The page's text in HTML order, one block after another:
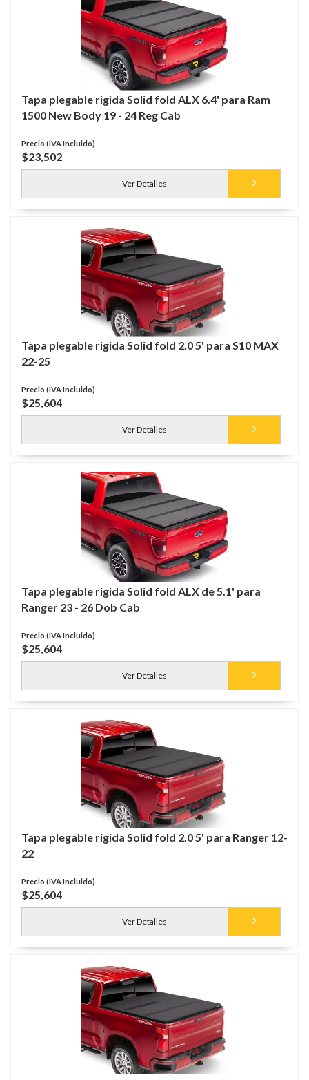
Tapa plegable rigida Solid fold ALX 6.4' para Ram
1500 New Body 19 - 24 Reg Cab
$23,502
Ver Detalles
Tapa plegable rigida Solid fold 2.0 5' para S10 MAX
22-25
$25,604
Ver Detalles
Tapa plegable rigida Solid fold ALX de 5.1' para
Ranger 23 - 26 Dob Cab
$25,604
Ver Detalles
Tapa plegable rigida Solid fold 2.0 5' para Ranger 12-
22
$25,604
Ver Detalles